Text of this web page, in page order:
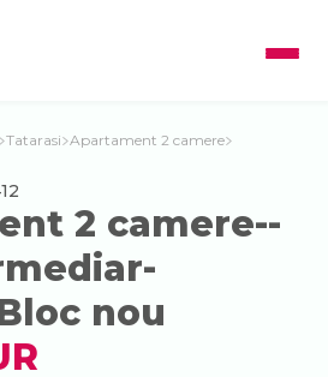
Tatarasi Apartament 2 camere
2 camere--
nou